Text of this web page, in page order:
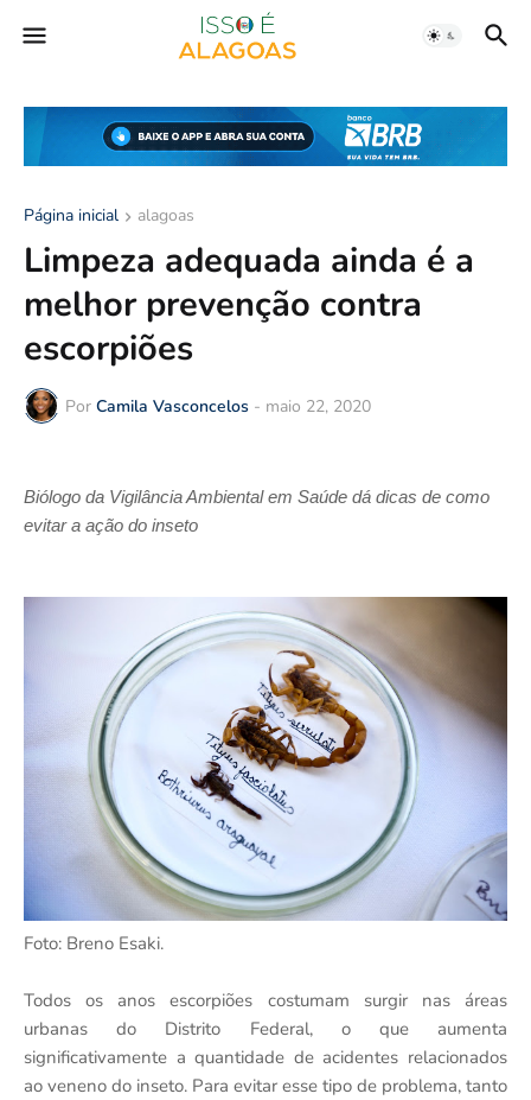
Página inicial alagoas
Limpeza adequada ainda é a
melhor prevenção contra
escorpiões
Por Camila Vasconcelos - maio 22, 2020
Biólogo da Vigilância Ambiental em Saúde dá dicas de como
evitar a ação do inseto
Foto: Breno Esaki.
Todos os anos escorpiões costumam surgir nas áreas
urbanas do Distrito Federal, o que aumenta
significativamente a quantidade de acidentes relacionados
ao veneno do inseto. Para evitar esse tipo de problema, tanto